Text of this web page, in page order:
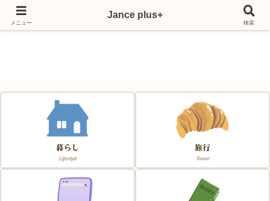
Japan & France & Chance～フランス移住応援サイト～
メニュー
Jance plus+
検索